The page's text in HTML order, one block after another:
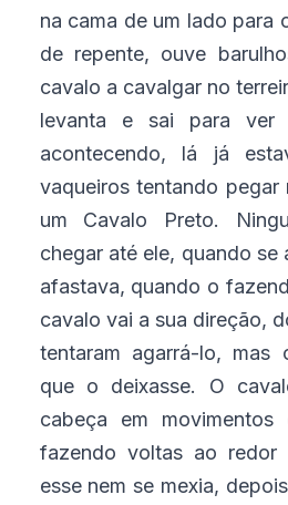
na cama de um lado para
de repente, ouve
cavalo a cavalgar no
levanta e sai para ver
acontecendo, lá já
vaqueiros tentando
um Cavalo Preto.
chegar até ele, quando se
afastava, quando o
cavalo vai a sua direção,
tentaram agarrá-lo, mas
que o deixasse. O
cabeça em
fazendo voltas ao redor
esse nem se mexia,